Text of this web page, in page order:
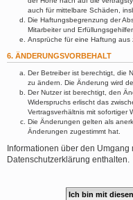
auch für mittelbare Schäden,
Die Haftungsbegrenzung der
Mitarbeiter und
Ansprüche für eine Haftung aus
6. ÄNDERUNGSVORBEHALT
Der Betreiber ist berechtigt, die
zu ändern. Die Änderung wird
Der Nutzer ist berechtigt, den
Widerspruchs erlischt das
Vertragsverhältnis mit sofortiger
Die Änderungen gelten als
Änderungen zugestimmt hat.
Informationen über den
Datenschutzerklärung enthalten.